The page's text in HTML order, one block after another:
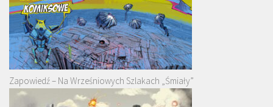
Zapowiedź – Na Wrześniowych Szlakach „Śmiały”